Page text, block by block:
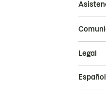
Legal
Español